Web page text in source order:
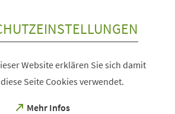
Website erklären Sie sich damit
Seite Cookies verwendet.
Mehr Infos
(Öffnet